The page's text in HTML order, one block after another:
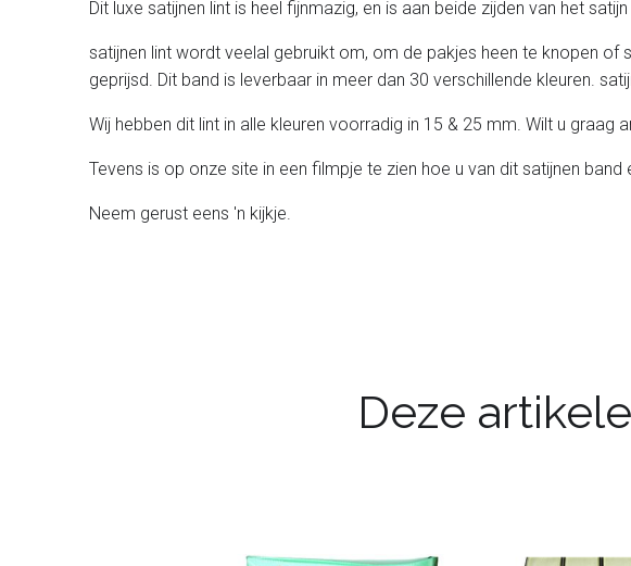
Dit luxe satijnen lint is heel fijnmazig, en is aan beide zijden van het
satijnen lint wordt veelal gebruikt om, om de pakjes heen te knopen
geprijsd. Dit band is leverbaar in meer dan 30 verschillende kleuren.
Wij hebben dit lint in alle kleuren voorradig in 15 & 25 mm. Wilt u
Tevens is op onze site in een filmpje te zien hoe u van dit satijnen
Neem gerust eens 'n kijkje.
Deze